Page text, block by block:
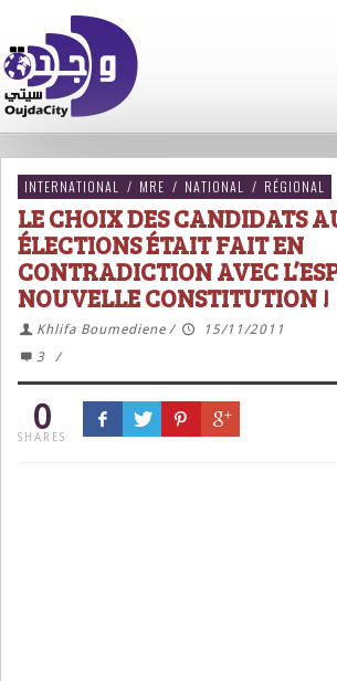
INTERNATIONAL / MRE / NATIONAL / RÉGIONAL
LE CHOIX DES CANDIDATS
ÉLECTIONS ÉTAIT FAIT EN
CONTRADICTION AVEC
NOUVELLE CONSTITUTION !
Khlifa Boumediene /
15/11/2011
3
/
0
SHARES